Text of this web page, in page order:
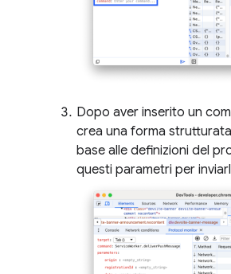
Dopo aver inserito un
crea una forma
base alle definizioni del
questi parametri per